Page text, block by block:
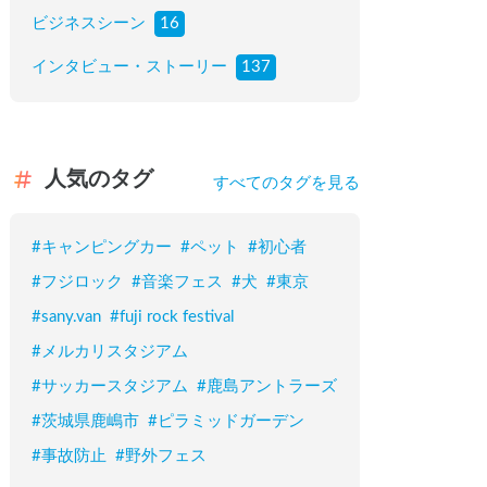
ビジネスシーン 16
インタビュー・ストーリー 137
人気のタグ すべてのタグを見る
#キャンピングカー #ペット #初心者
#フジロック #音楽フェス #犬 #東京
#sany.van #fuji rock festival
#メルカリスタジアム
#サッカースタジアム #鹿島アントラーズ
#茨城県鹿嶋市 #ピラミッドガーデン
#事故防止 #野外フェス